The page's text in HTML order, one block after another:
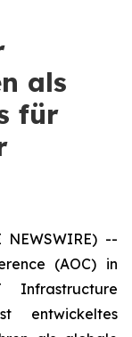
als
für
NEWSWIRE) --
(AOC) in
Infrastructure
entwickeltes